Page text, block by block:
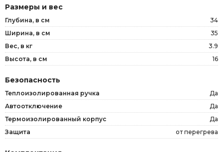
Размеры и вес
Глубина, в см
34
Ширина, в см
35
Вес, в кг
3.9
Высота, в см
16
Безопасность
Теплоизолированная ручка
Да
Автоотключение
Да
Термоизолированный корпус
Да
Защита
от перегрева